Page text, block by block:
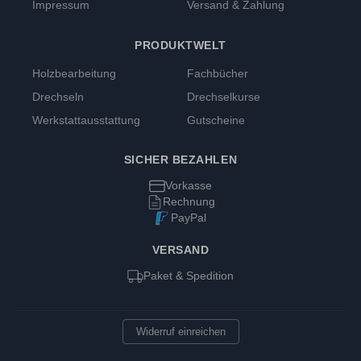
erforderlich sein!Produktangaben: Scheiben-
StahlBohrungs-Ø 32 mmBreite 32 bzw. 40
minimal gröber als die Standard CBN
Beschichtung der DRECHSELMEISTER
CBN Schleifscheiben Marke / Hersteller /
GmbHKellau 167, 5431 KuchlÖsterreich
Impressum
Versand & Zahlung
PRODUKTWELT
Holzbearbeitung
Drechseln
Werkstattausstattung
Fachbücher
Drechselkurse
Gutscheine
SICHER BEZAHLEN
Vorkasse
Rechnung
PayPal
VERSAND
Paket & Spedition
Widerruf einreichen